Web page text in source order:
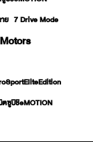
ย 7 Drive Mode
ตซูบิชิeMOTION